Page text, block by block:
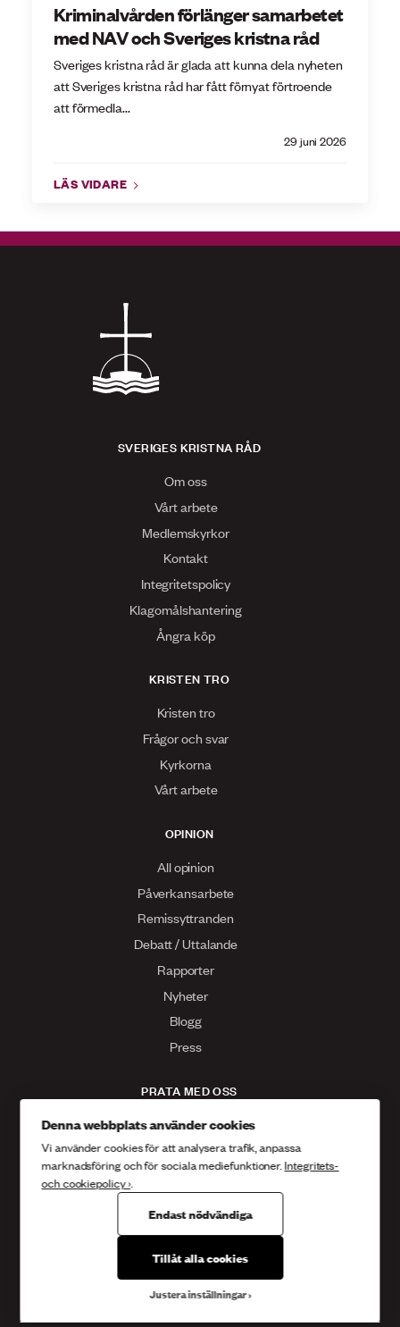
Kriminalvården förlänger samarbetet
med NAV och Sveriges kristna råd
29 juni 2026
Sveriges kristna råd är glada att kunna dela nyheten
att Sveriges kristna råd har fått förnyat förtroende
att förmedla...
LÄS VIDARE
SVERIGES KRISTNA RÅD
Om oss
Vårt arbete
Medlemskyrkor
Kontakt
Integritetspolicy
Klagomålshantering
Ångra köp
KRISTEN TRO
Kristen tro
Frågor och svar
Kyrkorna
Vårt arbete
OPINION
All opinion
Påverkansarbete
Remissyttranden
Debatt / Uttalande
Rapporter
Nyheter
Blogg
Press
PRATA MED OSS
Kontakta oss
Facebook
Twitter
Sveriges kristna råd
Box 14038 167 14 , Bromma Gustavslundsvägen 18
Denna webbplats använder cookies
Vi använder cookies för att analysera trafik, anpassa
marknadsföring och för sociala mediefunktioner.Integritets-
och cookiepolicy ›.
Endast nödvändiga
Tillåt alla cookies
Justera inställningar